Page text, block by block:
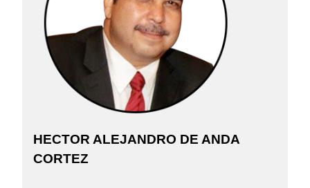
HECTOR ALEJANDRO DE ANDA
CORTEZ